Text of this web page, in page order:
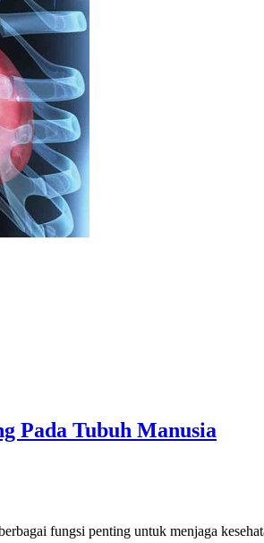
Pada Tubuh Manusia
fungsi penting untuk menjaga